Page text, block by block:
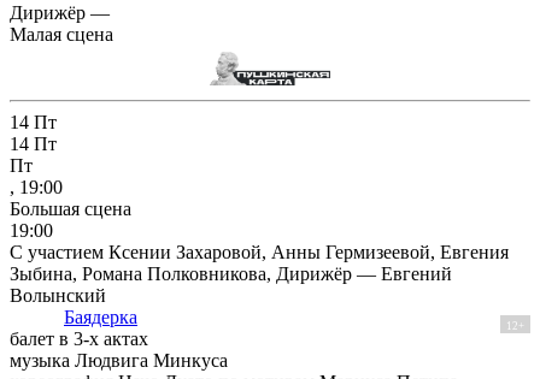
Дирижёр —
Малая сцена
14 Пт
14 Пт
Пт
, 19:00
Большая сцена
19:00
С участием Ксении Захаровой, Анны Гермизеевой, Евгения
Зыбина, Романа Полковникова, Дирижёр — Евгений
Волынский
Баядерка
12+
балет в 3-х актах
музыка Людвига Минкуса